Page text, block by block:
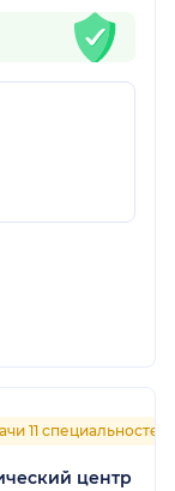
11 специальностей
центр